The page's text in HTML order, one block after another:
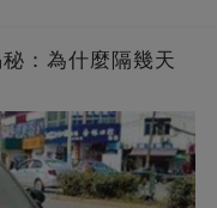
：為什麼隔幾天